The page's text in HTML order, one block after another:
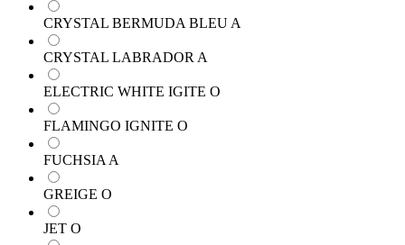
CRYSTAL BERMUDA BLEU A
CRYSTAL LABRADOR A
ELECTRIC WHITE IGITE O
FLAMINGO IGNITE O
FUCHSIA A
GREIGE O
JET O